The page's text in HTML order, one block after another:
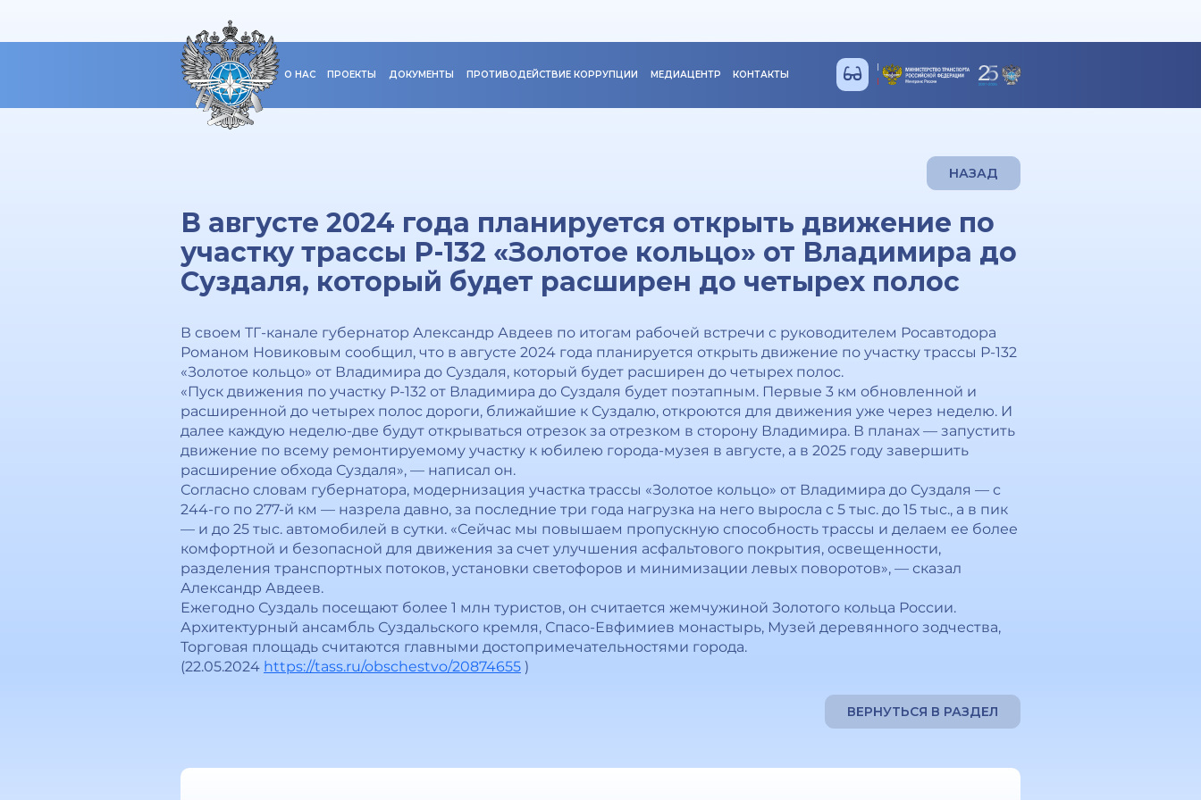
О НАС ПРОЕКТЫ ДОКУМЕНТЫ ПРОТИВОДЕЙСТВИЕ КОРРУПЦИИ МЕДИАЦЕНТР КОНТАКТЫ
НАЗАД
В августе 2024 года планируется открыть движение по
участку трассы Р-132 «Золотое кольцо» от Владимира до
Суздаля, который будет расширен до четырех полос
В своем ТГ-канале губернатор Александр Авдеев по итогам рабочей встречи с руководителем Росавтодора
Романом Новиковым сообщил, что в августе 2024 года планируется открыть движение по участку трассы Р-132
«Золотое кольцо» от Владимира до Суздаля, который будет расширен до четырех полос.
«Пуск движения по участку Р-132 от Владимира до Суздаля будет поэтапным. Первые 3 км обновленной и
расширенной до четырех полос дороги, ближайшие к Суздалю, откроются для движения уже через неделю. И
далее каждую неделю-две будут открываться отрезок за отрезком в сторону Владимира. В планах — запустить
движение по всему ремонтируемому участку к юбилею города-музея в августе, а в 2025 году завершить
расширение обхода Суздаля», — написал он.
Согласно словам губернатора, модернизация участка трассы «Золотое кольцо» от Владимира до Суздаля — с
244-го по 277-й км — назрела давно, за последние три года нагрузка на него выросла с 5 тыс. до 15 тыс., а в пик
— и до 25 тыс. автомобилей в сутки. «Сейчас мы повышаем пропускную способность трассы и делаем ее более
комфортной и безопасной для движения за счет улучшения асфальтового покрытия, освещенности,
разделения транспортных потоков, установки светофоров и минимизации левых поворотов», — сказал
Александр Авдеев.
Ежегодно Суздаль посещают более 1 млн туристов, он считается жемчужиной Золотого кольца России.
Архитектурный ансамбль Суздальского кремля, Спасо-Евфимиев монастырь, Музей деревянного зодчества,
Торговая площадь считаются главными достопримечательностями города.
(22.05.2024 https://tass.ru/obschestvo/20874655 )
ВЕРНУТЬСЯ В РАЗДЕЛ